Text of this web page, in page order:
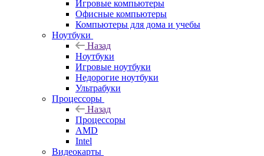
Игровые компьютеры
Офисные компьютеры
Компьютеры для дома и учебы
Ноутбуки
Назад
Ноутбуки
Игровые ноутбуки
Недорогие ноутбуки
Ультрабуки
Процессоры
Назад
Процессоры
AMD
Intel
Видеокарты